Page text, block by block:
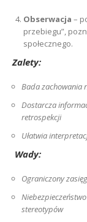
Obserwacja –
przebiegu”,
społecznego.
Zalety:
Bada zachowania
Dostarcza
retrospekcji
Ułatwia
Wady:
Ograniczony
stereotypów